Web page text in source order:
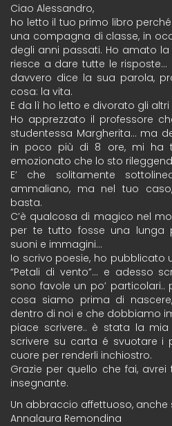
Ciao Alessandro,
ho letto il tuo primo libro
una compagna di classe, in
degli anni passati. Ho amato
riesce a dare tutte le
davvero dice la sua parola,
cosa: la vita.
E da lì ho letto e divorato gli altri
Ho apprezzato il professore
studentessa Margherita… ma
in poco più di 8 ore, mi ha
emozionato che lo sto
E’ che solitamente
ammaliano, ma nel tuo
basta.
C’è qualcosa di magico nel
per te tutto fosse una lunga
suoni e immagini…
Io scrivo poesie, ho pubblicato
“Petali di vento”… e adesso
sono favole un po’ particolari..
cosa siamo prima di
dentro di noi e che dobbiamo
piace scrivere.. è stata la
scrivere su carta é svuotare i
cuore per renderli inchiostro.
Grazie per quello che fai,
insegnante.
Un abbraccio affettuoso, anche
Annalaura Remondina